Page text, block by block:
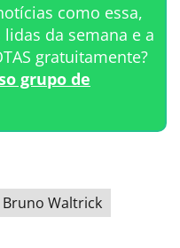
como essa,
da semana e a
gratuitamente?
grupo de
Bruno Waltrick